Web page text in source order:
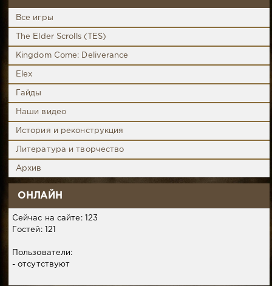
Все игры
The Elder Scrolls (TES)
Kingdom Come: Deliverance
Elex
Гайды
Наши видео
История и реконструкция
Литература и творчество
Архив
ОНЛАЙН
Сейчас на сайте: 123
Гостей: 121
Пользователи:
- отсутствуют